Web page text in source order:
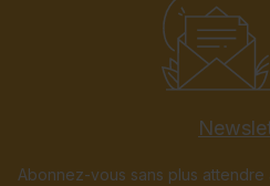
Abonnez-vous sans plus